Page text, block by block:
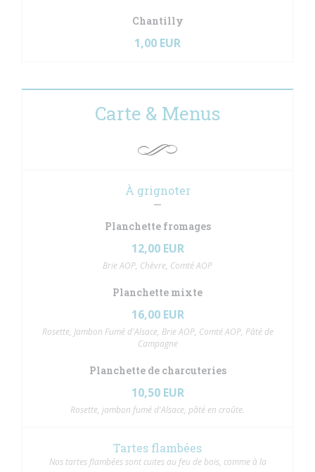
Chantilly
1,00 EUR
Carte & Menus
À grignoter
Planchette fromages
12,00 EUR
Brie AOP, Chèvre, Comté AOP
Planchette mixte
16,00 EUR
Rosette, Jambon Fumé d'Alsace, Brie AOP, Comté AOP, Pâté de
Campagne
Planchette de charcuteries
10,50 EUR
Rosette, jambon fumé d'Alsace, pâté en croûte.
Tartes flambées
Nos tartes flambées sont cuites au feu de bois, comme à la